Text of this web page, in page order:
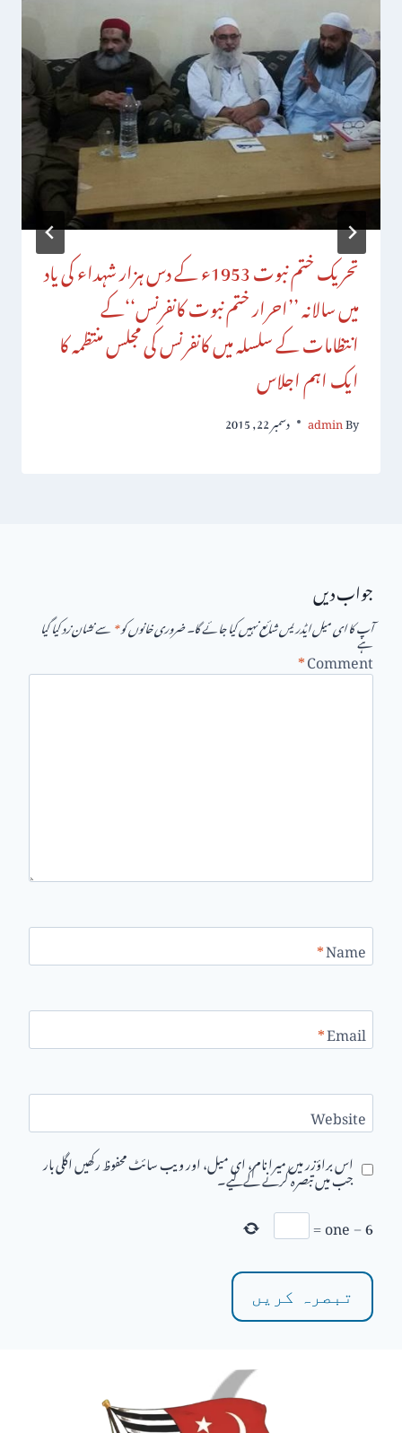
تحریک ختم نبوت 1953ء کے دس ہزار شہداء کی یاد
میں سالانہ ’’احرار ختم نبوت کانفرنس‘‘کے
انتظامات کے سلسلہ میں کانفرنس کی مجلس منتظمہ کا
ایک اہم اجلاس
By
admin دسمبر 22, 2015
جواب دیں
آپ کا ای میل ایڈریس شائع نہیں کیا جائے گا۔ضروری خانوں کو*سے نشان زد کیا گیا ہے
Comment
*
Name
*
Email
*
Website
اس براؤزر میں میرا نام، ای میل، اور ویب سائٹ محفوظ رکھیں اگلی بار
جب میں تبصرہ کرنے کےلیے۔
6
−
one
=